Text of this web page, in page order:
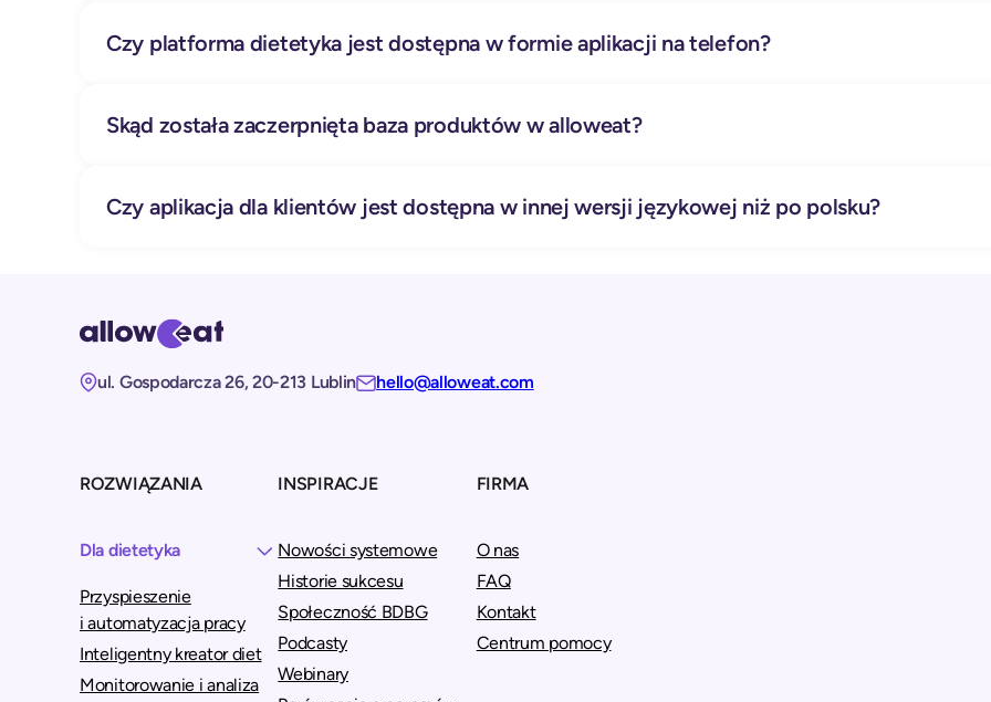
Czy platforma dietetyka jest dostępna w formie aplikacji na telefon?
Skąd została zaczerpnięta baza produktów w alloweat?
Czy aplikacja dla klientów jest dostępna w innej wersji językowej niż po polsku?
ul. Gospodarcza 26, 20-213 Lublin hello@alloweat.com
ROZWIĄZANIA
Dla dietetyka
Przyspieszenie
i automatyzacja pracy
Inteligentny kreator diet
Monitorowanie i analiza
INSPIRACJE
Nowości systemowe
Historie sukcesu
Społeczność BDBG
Podcasty
Webinary
FIRMA
O nas
FAQ
Kontakt
Centrum pomocy